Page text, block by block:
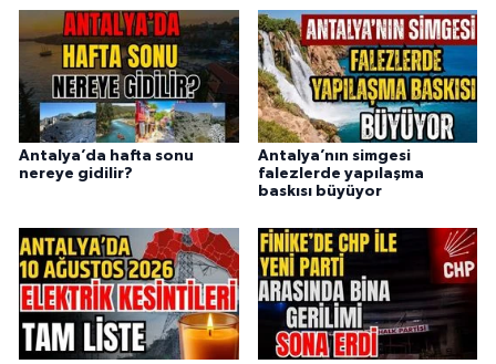
Antalya’da hafta sonu
nereye gidilir?
Antalya’nın simgesi
falezlerde yapılaşma
baskısı büyüyor